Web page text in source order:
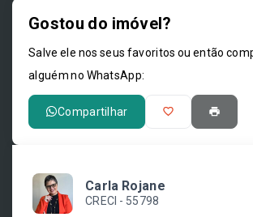
Gostou do imóvel?
Salve ele nos seus favoritos ou então
alguém no WhatsApp:
Compartilhar
Carla Rojane
CRECI - 55798